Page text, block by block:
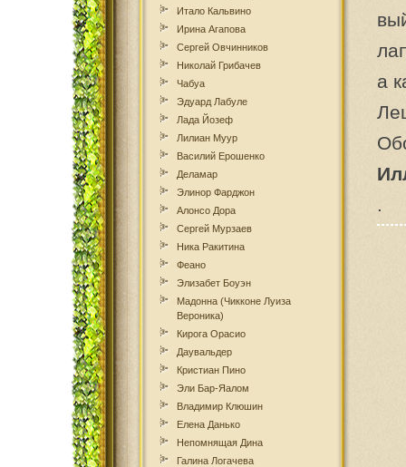
Итало Кальвино
Ирина Агапова
Сергей Овчинников
Николай Грибачев
Чабуа
Эдуард Лабуле
Лада Йозеф
Лилиан Муур
Василий Ерошенко
Деламар
Элинор Фарджон
Алонсо Дора
Сергей Мурзаев
Ника Ракитина
Феано
Элизабет Боуэн
Мадонна (Чикконе Луиза
Вероника)
Кирога Орасио
Даувальдер
Кристиан Пино
Эли Бар-Яалом
Владимир Клюшин
Елена Данько
Непомнящая Дина
Галина Логачева
а
.